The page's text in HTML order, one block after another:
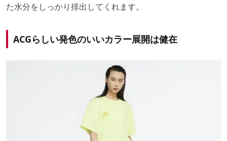
た水分をしっかり排出してくれます。
ACGらしい発色のいいカラー展開は健在